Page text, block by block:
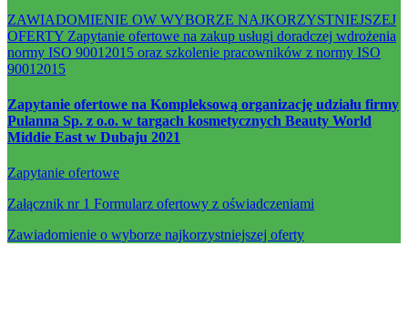
ZAWIADOMIENIE OW WYBORZE NAJKORZYSTNIEJSZEJ
OFERTY Zapytanie ofertowe na zakup usługi doradczej wdrożenia
normy ISO 90012015 oraz szkolenie pracowników z normy ISO
90012015
Zapytanie ofertowe na Kompleksową organizację udziału firmy
Pulanna Sp. z o.o. w targach kosmetycznych Beauty World
Middie East w Dubaju 2021
Zapytanie ofertowe
Załącznik nr 1 Formularz ofertowy z oświadczeniami
Zawiadomienie o wyborze najkorzystniejszej oferty